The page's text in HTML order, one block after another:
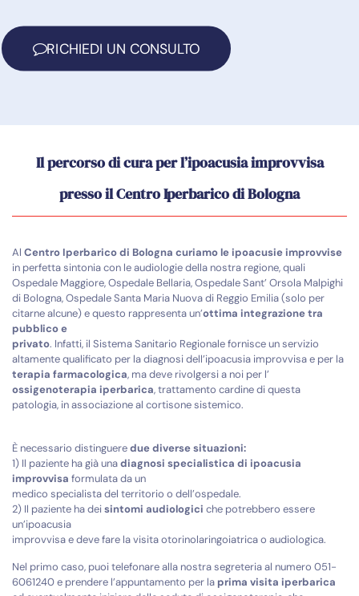
RICHIEDI UN CONSULTO
Il percorso di cura per l’ipoacusia improvvisa
presso il Centro Iperbarico di Bologna
Al Centro Iperbarico di Bologna curiamo le ipoacusie improvvise
in perfetta sintonia con le audiologie della nostra regione, quali
Ospedale Maggiore, Ospedale Bellaria, Ospedale Sant’ Orsola Malpighi
di Bologna, Ospedale Santa Maria Nuova di Reggio Emilia (solo per
citarne alcune) e questo rappresenta un’ottima integrazione tra
pubblico e
privato. Infatti, il Sistema Sanitario Regionale fornisce un servizio
altamente qualificato per la diagnosi dell’ipoacusia improvvisa e per la
terapia farmacologica, ma deve rivolgersi a noi per l’
ossigenoterapia iperbarica, trattamento cardine di questa
patologia, in associazione al cortisone sistemico.
È necessario distingueredue diverse situazioni:
1) Il paziente ha già unadiagnosi specialistica di ipoacusia
improvvisa formulata da un
medico specialista del territorio o dell’ospedale.
2) Il paziente ha deisintomi audiologici che potrebbero essere
un’ipoacusia
improvvisa e deve fare la visita otorinolaringoiatrica o audiologica.
Nel primo caso, puoi telefonare alla nostra segreteria al numero 051-
6061240 e prendere l’appuntamento per la prima visita iperbarica